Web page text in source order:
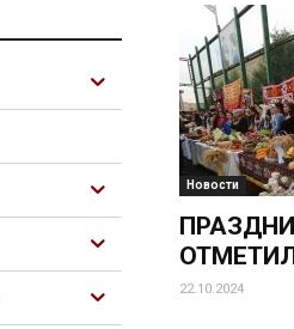
Новости
22.10.2024